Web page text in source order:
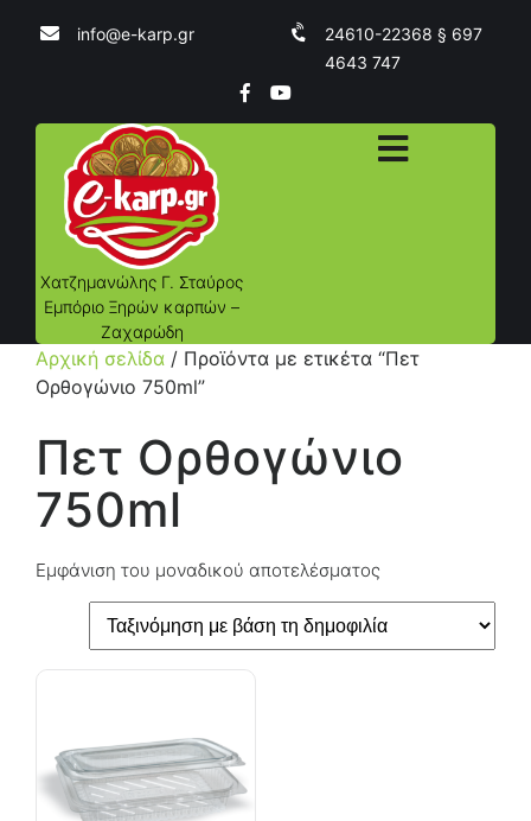
info@e-karp.gr
24610-22368 § 697
4643 747
Χατζημανώλης Γ. Σταύρος
Εμπόριο Ξηρών καρπών –
Ζαχαρώδη
Αρχική σελίδα / Προϊόντα με ετικέτα “Πετ
Ορθογώνιο 750ml”
Πετ Ορθογώνιο
750ml
Εμφάνιση του μοναδικού αποτελέσματος